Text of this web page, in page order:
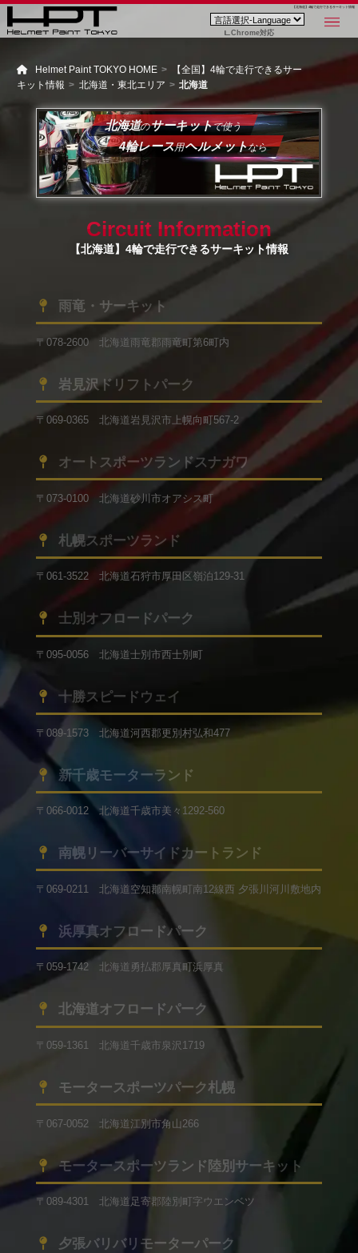
【北海道】4輪で走行できるサーキット情報
Chrome対応
Helmet Paint TOKYO HOME
【全国】4輪で走行できるサー
キット情報
北海道・東北エリア 北海道
北海道のサーキットで使う
4輪レース用ヘルメットなら
Circuit Information
【北海道】4輪で走行できるサーキット情報
雨竜・サーキット
〒078-2600 北海道雨竜郡雨竜町第6町内
岩見沢ドリフトパーク
〒069-0365 北海道岩見沢市上幌向町567-2
オートスポーツランドスナガワ
〒073-0100 北海道砂川市オアシス町
札幌スポーツランド
〒061-3522 北海道石狩市厚田区嶺泊129-31
士別オフロードパーク
〒095-0056 北海道士別市西士別町
十勝スピードウェイ
〒089-1573 北海道河西郡更別村弘和477
新千歳モーターランド
〒066-0012 北海道千歳市美々1292-560
南幌リーバーサイドカートランド
〒069-0211 北海道空知郡南幌町南12線西 夕張川河川敷地内
浜厚真オフロードパーク
〒059-1742 北海道勇払郡厚真町浜厚真
北海道オフロードパーク
〒059-1361 北海道千歳市泉沢1719
モータースポーツパーク札幌
〒067-0052 北海道江別市角山266
モータースポーツランド陸別サーキット
〒089-4301 北海道足寄郡陸別町字ウエンベツ
夕張バリバリモーターパーク